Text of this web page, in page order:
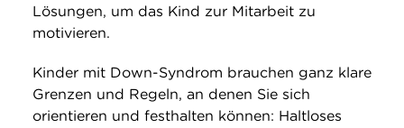
Lösungen, um das Kind zur Mitarbeit zu
motivieren.
Kinder mit Down-Syndrom brauchen ganz klare
Grenzen und Regeln, an denen Sie sich
orientieren und festhalten können: Haltloses